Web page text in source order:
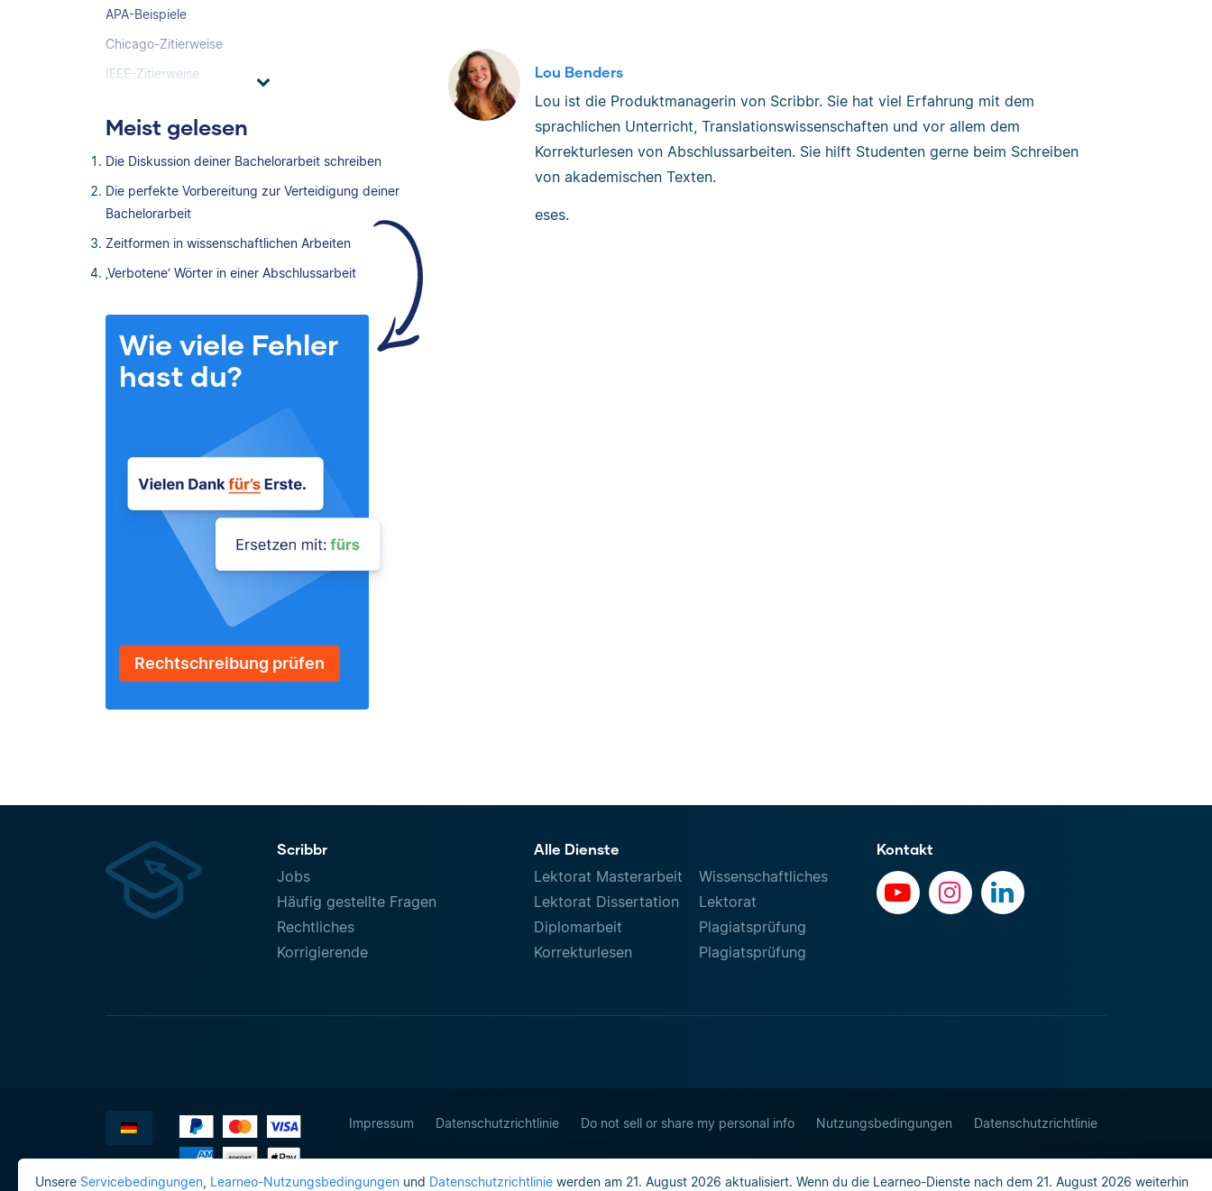
Unsere Servicebedingungen, Learneo-Nutzungsbedingungenund Datenschutzrichtliniewerden am 21. August 2026 aktualisiert. Wenn du die Learneo-Dienste nach dem 21. August 2026 weiterhin
APA-Beispiele
Chicago-Zitierweise
IEEE-Zitierweise
Meist gelesen
Die Diskussion deiner Bachelorarbeit schreiben
Die perfekte Vorbereitung zur Verteidigung deiner
Bachelorarbeit
Zeitformen in wissenschaftlichen Arbeiten
‚Verbotene‘ Wörter in einer Abschlussarbeit
Wie viele Fehler
hast du?
Rechtschreibung prüfen
Lou Benders
Lou ist die Produktmanagerin von Scribbr. Sie hat viel Erfahrung mit dem
sprachlichen Unterricht, Translationswissenschaften und vor allem dem
Korrekturlesen von Abschlussarbeiten. Sie hilft Studenten gerne beim Schreiben
von akademischen Texten.
eses.
Scribbr
Jobs
Häufig gestellte Fragen
Rechtliches
Korrigierende
Alle Dienste
Lektorat Masterarbeit
Lektorat Dissertation
Diplomarbeit
Korrekturlesen
Wissenschaftliches
Lektorat
Plagiatsprüfung
Plagiatsprüfung
Kontakt
Impressum Datenschutzrichtlinie Do not sell or share my personal info Nutzungsbedingungen Datenschutzrichtlinie